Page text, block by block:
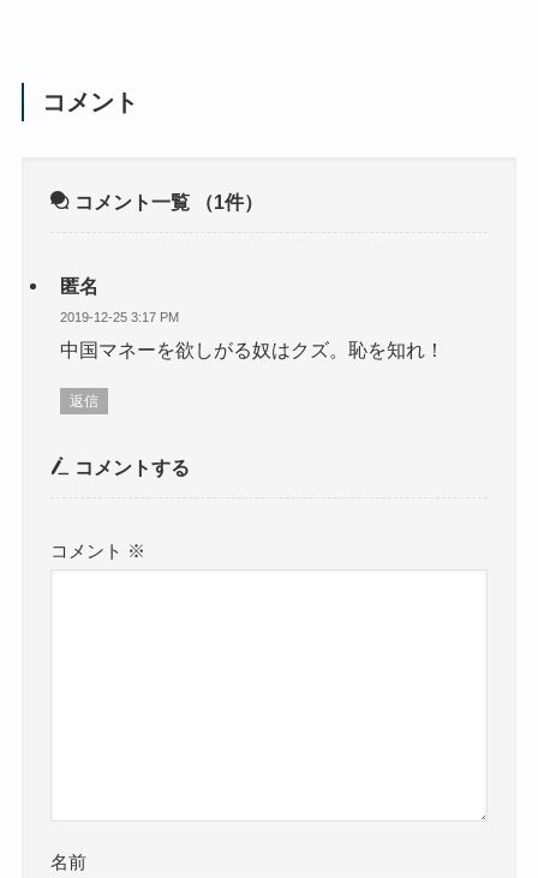
コメント
コメント一覧 （1件）
匿名
2019-12-25 3:17 PM
中国マネーを欲しがる奴はクズ。恥を知れ！
返信
コメントする
コメント ※
名前